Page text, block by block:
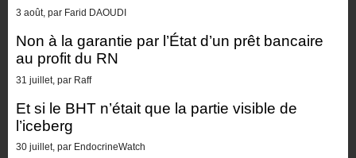
3 août, par Farid DAOUDI
Non à la garantie par l’État d’un prêt bancaire
au profit du RN
31 juillet, par Raff
Et si le BHT n’était que la partie visible de
l’iceberg
30 juillet, par EndocrineWatch